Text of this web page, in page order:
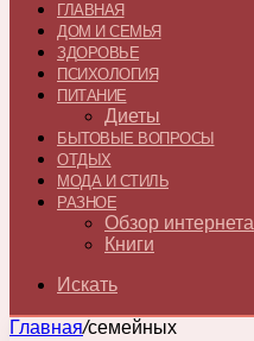
ГЛАВНАЯ
ДОМ И СЕМЬЯ
ЗДОРОВЬЕ
ПСИХОЛОГИЯ
ПИТАНИЕ
Диеты
БЫТОВЫЕ ВОПРОСЫ
ОТДЫХ
МОДА И СТИЛЬ
РАЗНОЕ
Обзор интернета
Книги
Искать
Главная/семейных